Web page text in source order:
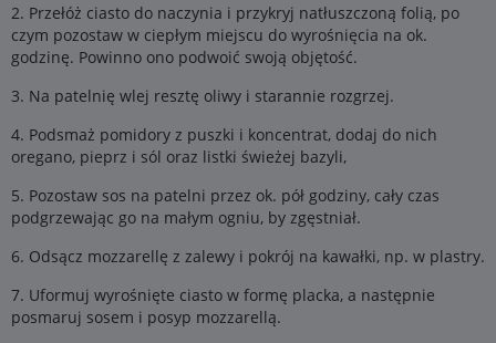
2. Przełóż ciasto do naczynia i przykryj natłuszczoną folią, po
czym pozostaw w ciepłym miejscu do wyrośnięcia na ok.
godzinę. Powinno ono podwoić swoją objętość.
3. Na patelnię wlej resztę oliwy i starannie rozgrzej.
4. Podsmaż pomidory z puszki i koncentrat, dodaj do nich
oregano, pieprz i sól oraz listki świeżej bazyli,
5. Pozostaw sos na patelni przez ok. pół godziny, cały czas
podgrzewając go na małym ogniu, by zgęstniał.
6. Odsącz mozzarellę z zalewy i pokrój na kawałki, np. w plastry.
7. Uformuj wyrośnięte ciasto w formę placka, a następnie
posmaruj sosem i posyp mozzarellą.